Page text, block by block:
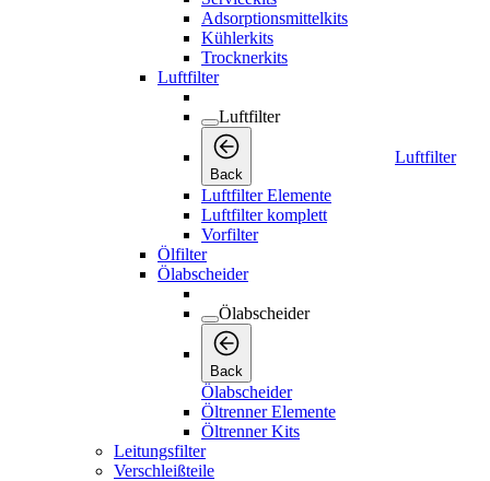
Adsorptionsmittelkits
Kühlerkits
Trocknerkits
Luftfilter
Luftfilter
Back
Luftfilter
Luftfilter Elemente
Luftfilter komplett
Vorfilter
Ölfilter
Ölabscheider
Ölabscheider
Back
Ölabscheider
Öltrenner Elemente
Öltrenner Kits
Leitungsfilter
Verschleißteile